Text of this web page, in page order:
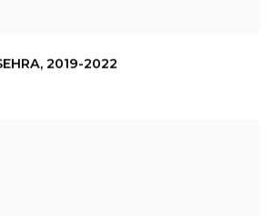
, 2019-2022